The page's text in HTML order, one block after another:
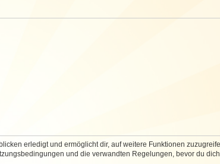
erledigt und ermöglicht dir, auf weitere Funktionen
und die verwandten Regelungen, bevor du